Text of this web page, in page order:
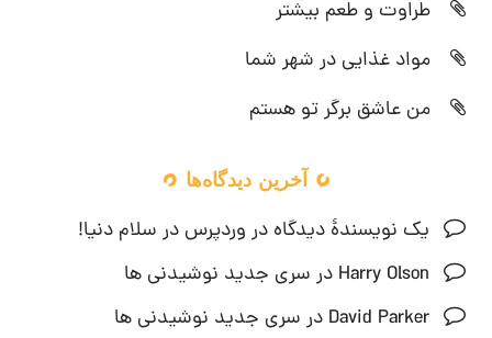
طراوت و طعم بیشتر
مواد غذایی در شهر شما
من عاشق برگر تو هستم
آخرین دیدگاه‌ها
یک نویسندهٔ دیدگاه در وردپرس در سلام دنیا!
Harry Olson در سری جدید نوشیدنی ها
David Parker در سری جدید نوشیدنی ها